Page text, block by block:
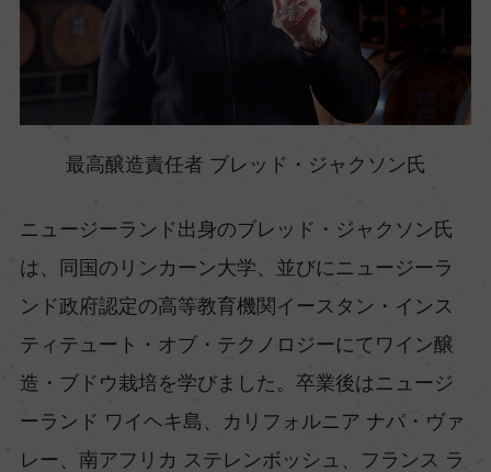
最高醸造責任者 ブレッド・ジャクソン氏
ニュージーランド出身のブレッド・ジャクソン氏
は、同国のリンカーン大学、並びにニュージーラ
ンド政府認定の高等教育機関イースタン・インス
ティテュート・オブ・テクノロジーにてワイン醸
造・ブドウ栽培を学びました。卒業後はニュージ
ーランド ワイヘキ島、カリフォルニア ナパ・ヴァ
レー、南アフリカ ステレンボッシュ、フランス ラ